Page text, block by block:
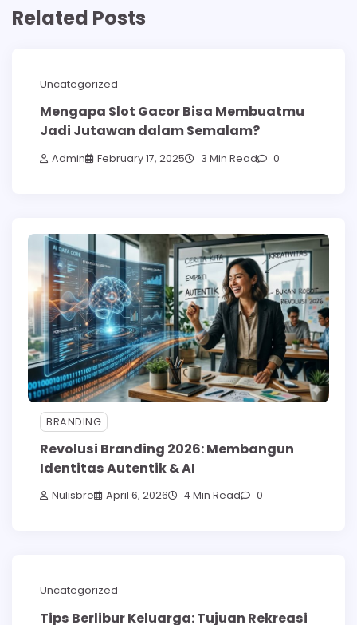
Related Posts
Uncategorized
Mengapa Slot Gacor Bisa Membuatmu
Jadi Jutawan dalam Semalam?
Admin February 17, 2025 3 Min Read 0
BRANDING
Revolusi Branding 2026: Membangun
Identitas Autentik & AI
Nulisbre April 6, 2026 4 Min Read 0
Uncategorized
Tips Berlibur Keluarga: Tujuan Rekreasi